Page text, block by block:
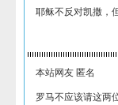
耶稣不反对凯撒，
本站网友 匿名
罗马不应该请这两